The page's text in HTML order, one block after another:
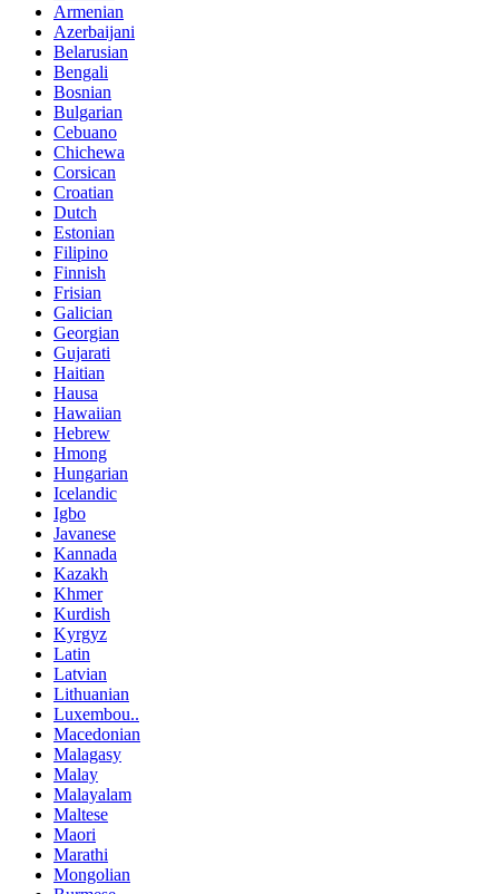
Armenian
Azerbaijani
Belarusian
Bengali
Bosnian
Bulgarian
Cebuano
Chichewa
Corsican
Croatian
Dutch
Estonian
Filipino
Finnish
Frisian
Galician
Georgian
Gujarati
Haitian
Hausa
Hawaiian
Hebrew
Hmong
Hungarian
Icelandic
Igbo
Javanese
Kannada
Kazakh
Khmer
Kurdish
Kyrgyz
Latin
Latvian
Lithuanian
Luxembou..
Macedonian
Malagasy
Malay
Malayalam
Maltese
Maori
Marathi
Mongolian